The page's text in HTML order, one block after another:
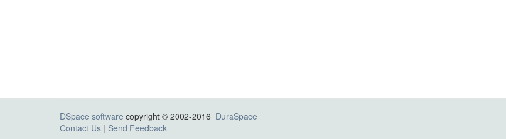
DSpace software copyright © 2002-2016 DuraSpace
Contact Us | Send Feedback